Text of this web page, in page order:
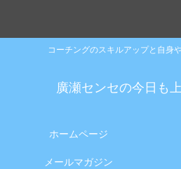
コーチングのスキルアップと自身
廣瀬センセの今日も
ホームページ
メールマガジン